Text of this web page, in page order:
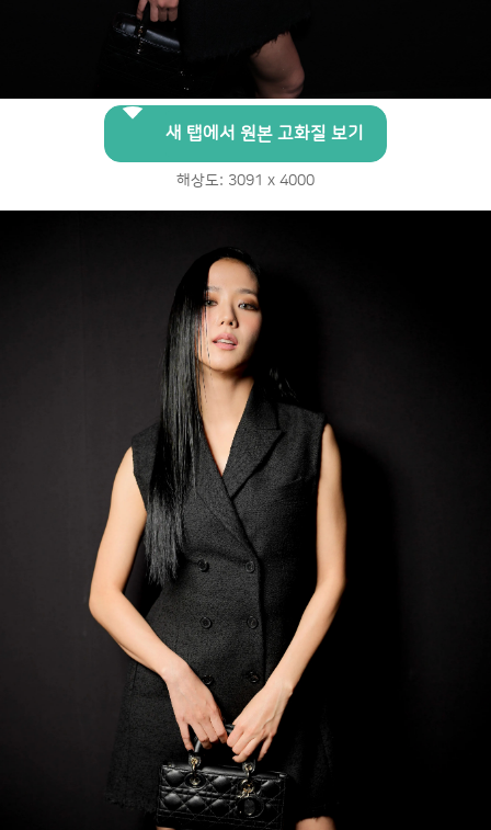
새 탭에서 원본 고화질 보기
해상도: 3091 x 4000